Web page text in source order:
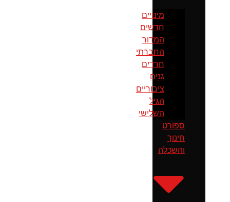
מינויים
חדשים
המדור
החברתי
חרדים
גנים
ציבוריים
הגיל
השלישי
ספורט
חינוך
והשכלה